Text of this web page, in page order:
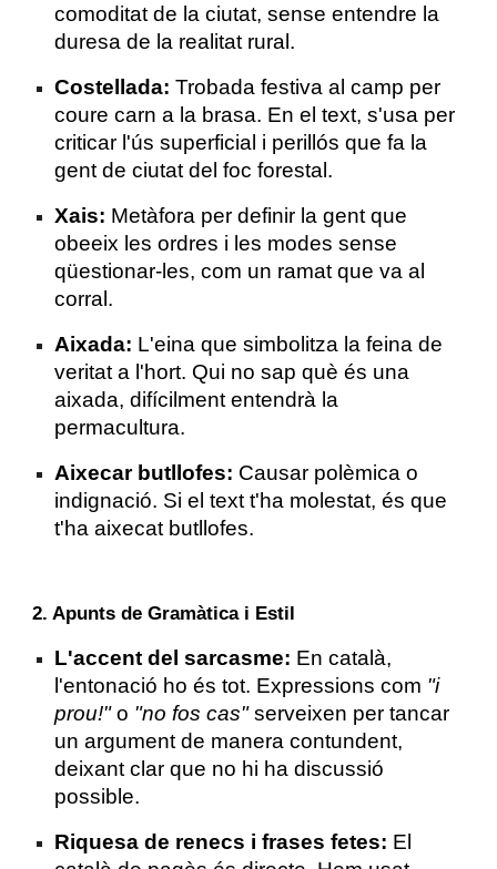
comoditat de la ciutat, sense entendre la
duresa de la realitat rural.
Costellada: Trobada festiva al camp per
coure carn a la brasa. En el text, s'usa per
criticar l'ús superficial i perillós que fa la
gent de ciutat del foc forestal.
Xais: Metàfora per definir la gent que
obeeix les ordres i les modes sense
qüestionar-les, com un ramat que va al
corral.
Aixada: L'eina que simbolitza la feina de
veritat a l'hort. Qui no sap què és una
aixada, difícilment entendrà la
permacultura.
Aixecar butllofes: Causar polèmica o
indignació. Si el text t'ha molestat, és que
t'ha aixecat butllofes.
2. Apunts de Gramàtica i Estil
L'accent del sarcasme: En català,
l'entonació ho és tot. Expressions com "i
prou!"o "no fos cas"serveixen per tancar
un argument de manera contundent,
deixant clar que no hi ha discussió
possible.
Riquesa de renecs i frases fetes: El